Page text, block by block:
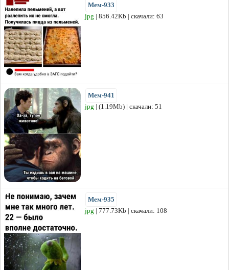
Мем-933
jpg | 856.42Kb | скачали: 63
Мем-941
jpg | (1.19Mb) | скачали: 51
Мем-935
jpg | 777.73Kb | скачали: 108